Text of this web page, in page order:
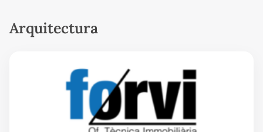
Arquitectura